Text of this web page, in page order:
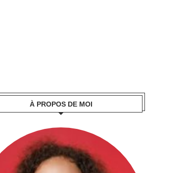
À PROPOS DE MOI